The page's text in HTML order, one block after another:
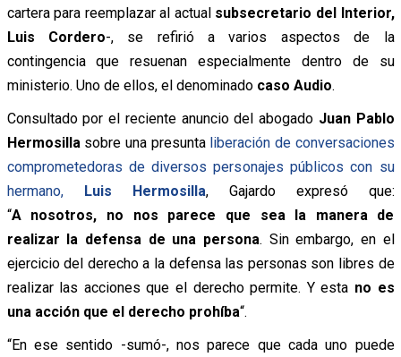
cartera para reemplazar al actual subsecretario del Interior,
Luis Cordero-, se refirió a varios aspectos de la
contingencia que resuenan especialmente dentro de su
ministerio. Uno de ellos, el denominado caso Audio.
Consultado por el reciente anuncio del abogado Juan Pablo
Hermosilla sobre una presunta liberación de conversaciones
comprometedoras de diversos personajes públicos con su
hermano, Luis Hermosilla, Gajardo expresó que:
“Anosotros, no nos parece que sea la manera de
realizar la defensa de una persona. Sin embargo, en el
ejercicio del derecho a la defensa las personas son libres de
realizar las acciones que el derecho permite. Y esta no es
una acción que el derecho prohíba“.
“En ese sentido -sumó-, nos parece que cada uno puede